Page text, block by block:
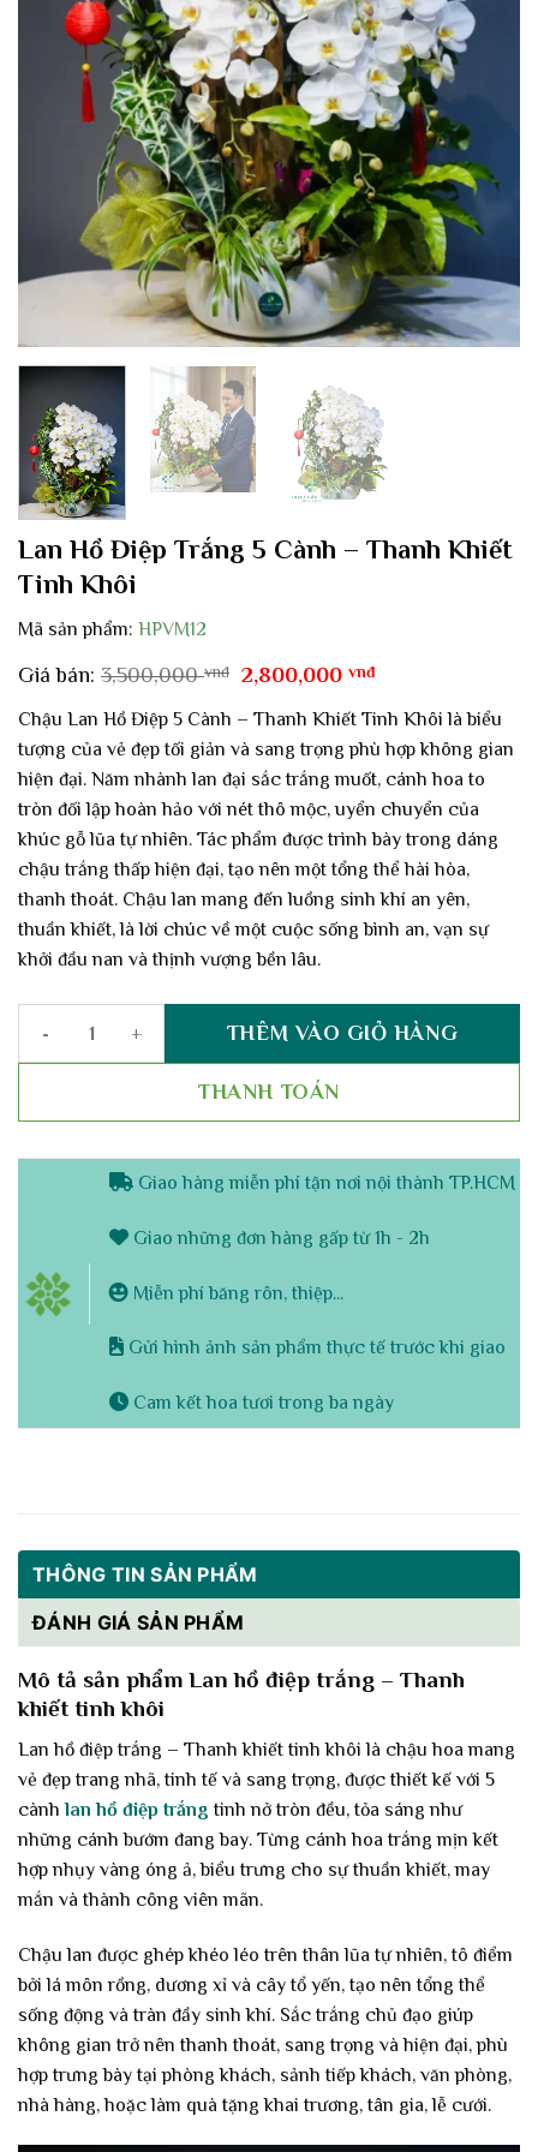
Lan Hồ Điệp Trắng 5 Cành – Thanh Khiết
Tinh Khôi
Mã sản phẩm: HPVM12
Giá bán: 3,500,000vnđ
Giá
là:
3,500,000 vnđ.
2,800,000vnđGiá
tại
là:
2,800,000 vnđ.
Chậu Lan Hồ Điệp 5 Cành – Thanh Khiết Tinh Khôi là biểu
tượng của vẻ đẹp tối giản và sang trọng phù hợp không gian
hiện đại. Năm nhành lan đại sắc trắng muốt, cánh hoa to
tròn đối lập hoàn hảo với nét thô mộc, uyển chuyển của
khúc gỗ lũa tự nhiên. Tác phẩm được trình bày trong dáng
chậu trắng thấp hiện đại, tạo nên một tổng thể hài hòa,
thanh thoát. Chậu lan mang đến luồng sinh khí an yên,
thuần khiết, là lời chúc về một cuộc sống bình an, vạn sự
khởi đầu nan và thịnh vượng bền lâu.
Lan Hồ Điệp Trắng 5 Cành – Thanh Khiết Tinh Khôi số lượng
THÊM VÀO GIỎ HÀNG
THANH TOÁN
Giao hàng miễn phí tận nơi nội thành TP.HCM
Giao những đơn hàng gấp từ 1h - 2h
Miễn phí băng rôn, thiệp...
Gửi hình ảnh sản phẩm thực tế trước khi giao
Cam kết hoa tươi trong ba ngày
THÔNG TIN SẢN PHẨM
ĐÁNH GIÁ SẢN PHẨM
Mô tả sản phẩm Lan hồ điệp trắng – Thanh
khiết tinh khôi
Lan hồ điệp trắng – Thanh khiết tinh khôi là chậu hoa mang
vẻ đẹp trang nhã, tinh tế và sang trọng, được thiết kế với 5
cànhlan hồ điệp trắng tinh nở tròn đều, tỏa sáng như
những cánh bướm đang bay. Từng cánh hoa trắng mịn kết
hợp nhụy vàng óng ả, biểu trưng cho sự thuần khiết, may
mắn và thành công viên mãn.
Chậu lan được ghép khéo léo trên thân lũa tự nhiên, tô điểm
bởi lá môn rồng, dương xỉ và cây tổ yến, tạo nên tổng thể
sống động và tràn đầy sinh khí. Sắc trắng chủ đạo giúp
không gian trở nên thanh thoát, sang trọng và hiện đại, phù
hợp trưng bày tại phòng khách, sảnh tiếp khách, văn phòng,
nhà hàng, hoặc làm quà tặng khai trương, tân gia, lễ cưới.